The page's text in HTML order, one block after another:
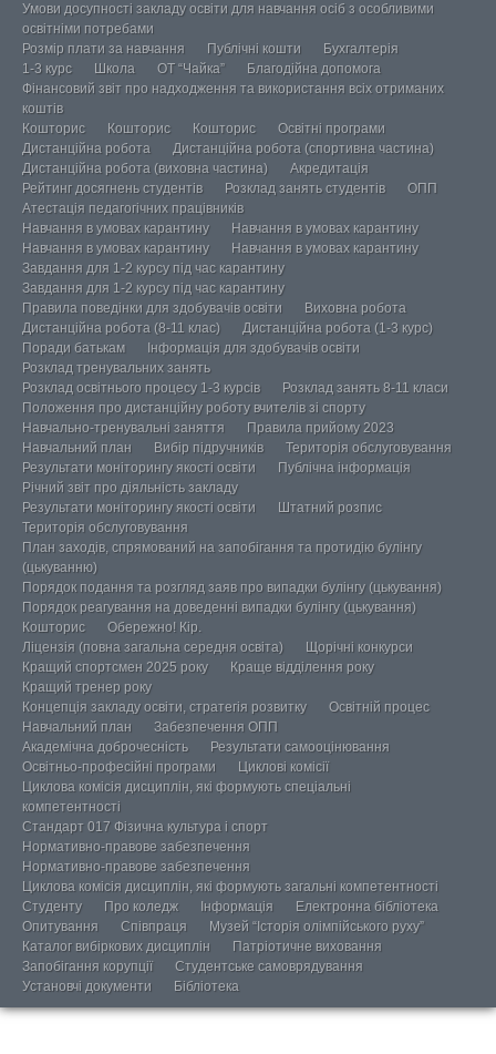
Умови досупності закладу освіти для навчання осіб з особливими
освітніми потребами
Розмір плати за навчання
Публічні кошти
Бухгалтерія
1-3 курс
Школа ОТ “Чайка”
Благодійна допомога
Фінансовий звіт про надходження та використання всіх отриманих
коштів
Кошторис
Кошторис Кошторис
Освітні програми
Дистанційна робота
Дистанційна робота (спортивна частина)
Дистанційна робота (виховна частина)
Акредитація
Рейтинг досягнень студентів
Розклад занять студентів
ОПП
Атестація педагогічних працівників
Навчання в умовах карантину
Навчання в умовах карантину
Навчання в умовах карантину
Навчання в умовах карантину
Завдання для 1-2 курсу під час карантину
Завдання для 1-2 курсу під час карантину
Правила поведінки для здобувачів освіти
Виховна робота
Дистанційна робота (8-11 клас)
Дистанційна робота (1-3 курс)
Поради батькам
Інформація для здобувачів освіти
Розклад тренувальних занять
Розклад освітнього процесу 1-3 курсів
Розклад занять 8-11 класи
Положення про дистанційну роботу вчителів зі спорту
Навчально-тренувальні заняття
Правила прийому 2023
Навчальний план
Вибір підручників
Територія обслуговування
Результати моніторингу якості освіти
Публічна інформація
Річний звіт про діяльність закладу
Результати моніторингу якості освіти
Штатний розпис
Територія обслуговування
План заходів, спрямований на запобігання та протидію булінгу
(цькуванню)
Порядок подання та розгляд заяв про випадки булінгу (цькування)
Порядок реагування на доведенні випадки булінгу (цькування)
Кошторис
Обережно! Кір.
Ліцензія (повна загальна середня освіта)
Щорічні конкурси
Кращий спортсмен 2025 року
Краще відділення року
Кращий тренер року
Концепція закладу освіти, стратегія розвитку
Освітній процес
Навчальний план
Забезпечення ОПП
Академічна доброчесність
Результати самооцінювання
Освітньо-професійні програми
Циклові комісії
Циклова комісія дисциплін, які формують спеціальні
компетентності
Стандарт 017 Фізична культура і спорт
Нормативно-правове забезпечення
Нормативно-правове забезпечення
Циклова комісія дисциплін, які формують загальні компетентності
Студенту
Про коледж Інформація
Електронна бібліотека
Опитування
Співпраця
Музей “Історія олімпійського руху”
Каталог вибіркових дисциплін
Патріотичне виховання
Запобігання корупції
Студентське самоврядування
Установчі документи
Бібліотека